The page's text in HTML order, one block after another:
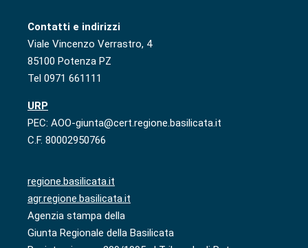
Contatti e indirizzi
Viale Vincenzo Verrastro, 4
85100 Potenza PZ
Tel 0971 661111
URP
PEC: AOO-giunta@cert.regione.basilicata.it
C.F. 80002950766
regione.basilicata.it
agr.regione.basilicata.it
Agenzia stampa della
Giunta Regionale della Basilicata